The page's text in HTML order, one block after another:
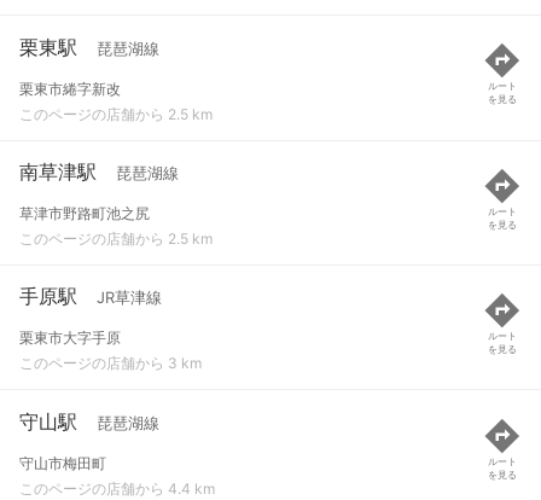
栗東駅 琵琶湖線
栗東市綣字新改
このページの店舗から 2.5 km
ルート
を見る
南草津駅 琵琶湖線
草津市野路町池之尻
このページの店舗から 2.5 km
ルート
を見る
手原駅 JR草津線
栗東市大字手原
このページの店舗から 3 km
ルート
を見る
守山駅 琵琶湖線
守山市梅田町
このページの店舗から 4.4 km
ルート
を見る